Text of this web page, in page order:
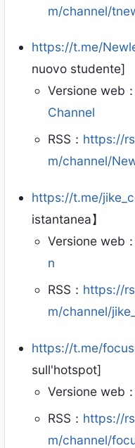
m/channel/
https://t.me/
nuovo studente]
Versione web：
Channel
RSS： https://
m/channel/
https://t.me/
istantanea】
Versione web：
n
RSS： https://
m/channel/
https://t.me/
sull'hotspot]
Versione web：
RSS： https://
m/channel/